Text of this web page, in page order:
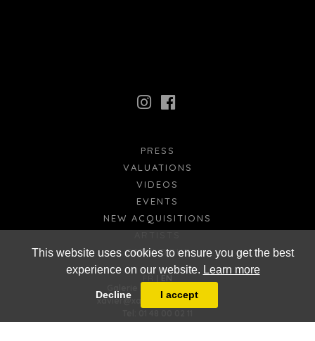
This website uses cookies to ensure you get the best
experience on our website. Learn more
Decline I accept
CATALOGUE
NEW ACQUISITIONS
EVENTS
VIDEOS
VALUATIONS
PRESS
EN
xavier@xaviereeckhout.com